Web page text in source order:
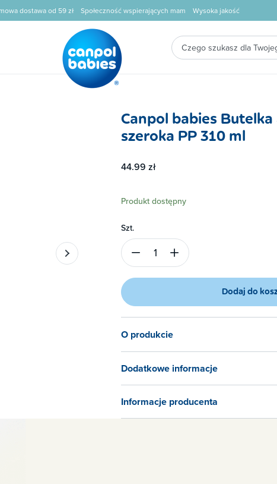
dostawa od 59 zł Społeczność wspierających mam Wysoka jakość
Canpol babies
szeroka PP 310 ml
44.99 zł
Produkt dostępny
Szt.
1
Dodaj do
O produkcie
Dodatkowe informacje
Informacje producenta